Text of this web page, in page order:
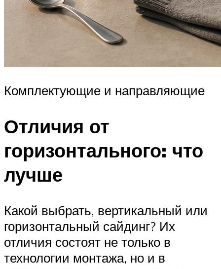
Комплектующие и направляющие
Отличия от
горизонтального: что
лучше
Какой выбрать, вертикальный или
горизонтальный сайдинг? Их
отличия состоят не только в
технологии монтажа, но и в